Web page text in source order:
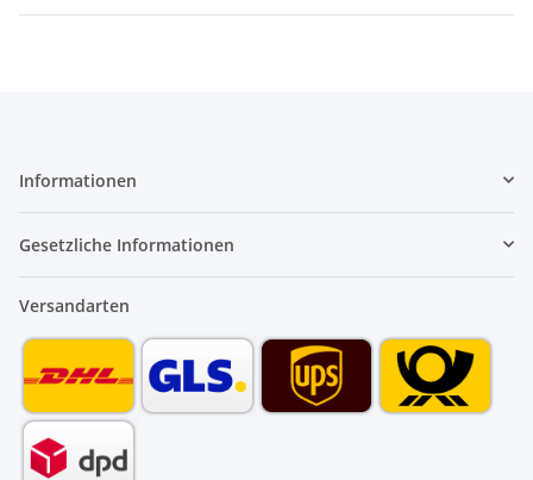
Informationen
Gesetzliche Informationen
Versandarten